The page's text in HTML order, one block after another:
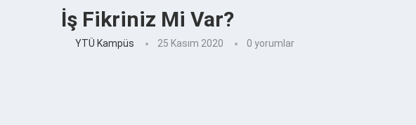
İş Fikriniz Mi Var?
YTÜ Kampüs 25 Kasım 2020 0 yorumlar